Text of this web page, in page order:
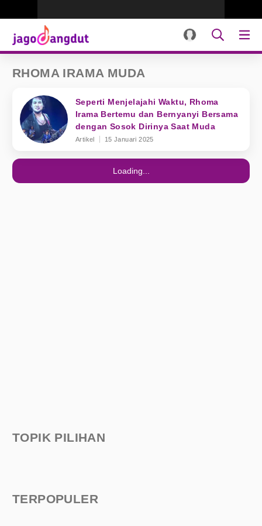
RHOMA IRAMA MUDA
Seperti Menjelajahi Waktu, Rhoma
Irama Bertemu dan Bernyanyi Bersama
dengan Sosok Dirinya Saat Muda
Artikel 15 Januari 2025
Loading...
TOPIK PILIHAN
TERPOPULER